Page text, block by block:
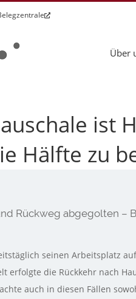
Über
ist
Hälfte zu
Rückweg abgegolten –
seinen Arbeitsplatz
erfolgte die Rückkehr nach
auch in diesen Fällen